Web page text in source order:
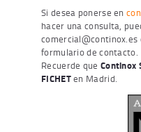
Si desea ponerse en
hacer una consulta,
comercial@continox.es
formulario de contacto.
Recuerde que Continox
FICHETen Madrid.